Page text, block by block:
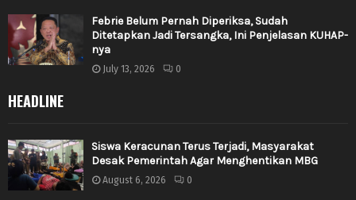
Febrie Belum Pernah Diperiksa, Sudah
Ditetapkan Jadi Tersangka, Ini Penjelasan KUHAP-
nya
July 13, 2026 0
HEADLINE
Siswa Keracunan Terus Terjadi, Masyarakat
Desak Pemerintah Agar Menghentikan MBG
August 6, 2026 0